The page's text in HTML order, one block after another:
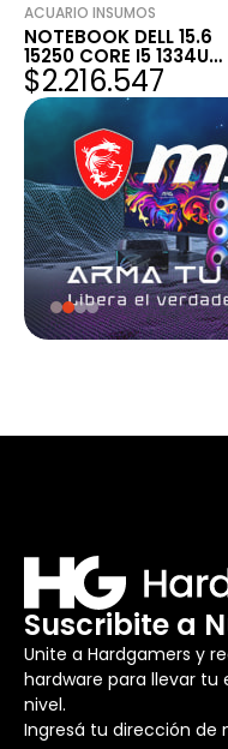
ACUARIO INSUMOS
NOTEBOOK DELL 15.6
15250 CORE I5 1334U
32GB DDR5 1TB SSD
NEGRO
$2.216.547
Suscribite a
Unite a Hardgamers y
hardware para llevar tu
nivel.